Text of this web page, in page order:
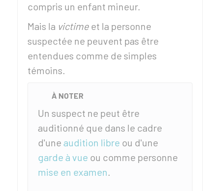
compris un enfant mineur.
Mais la victime et la personne
suspectée ne peuvent pas être
entendues comme de simples
témoins.
À NOTER
Un suspect ne peut être
auditionné que dans le cadre
d'une audition libre ou d'une
garde à vue ou comme personne
mise en examen.